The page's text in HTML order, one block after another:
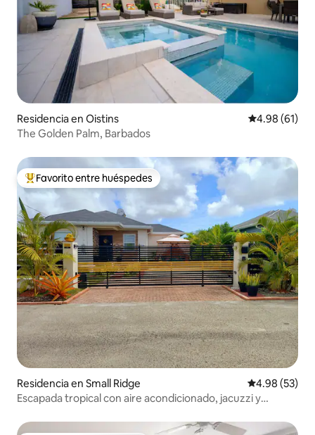
Residencia en Oistins Calificación
4.98 (61)
The Golden Palm, Barbados
De los mejores en Favorito entre huéspedes
Favorito entre huéspedes
Residencia en Small Ridge Calificación
4.98 (53)
Escapada tropical con aire acondicionado, jacuzzi y